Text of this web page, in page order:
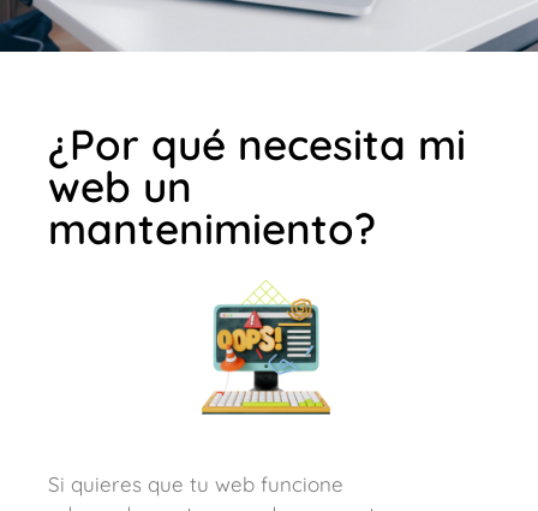
¿Por qué necesita mi
web un
mantenimiento?
Si quieres que tu web funcione